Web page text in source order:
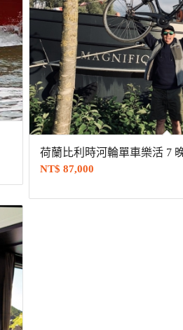
荷蘭比利時河輪單車樂活 7
NT$ 87,000